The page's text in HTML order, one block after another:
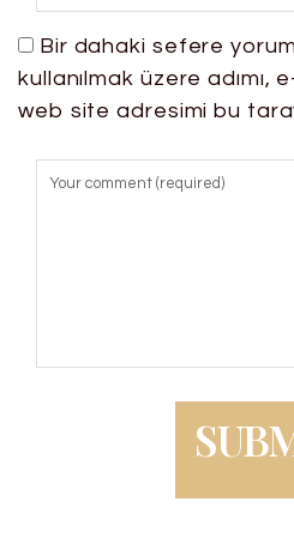
Bir dahaki sefere
kullanılmak üzere
web site adresimi bu